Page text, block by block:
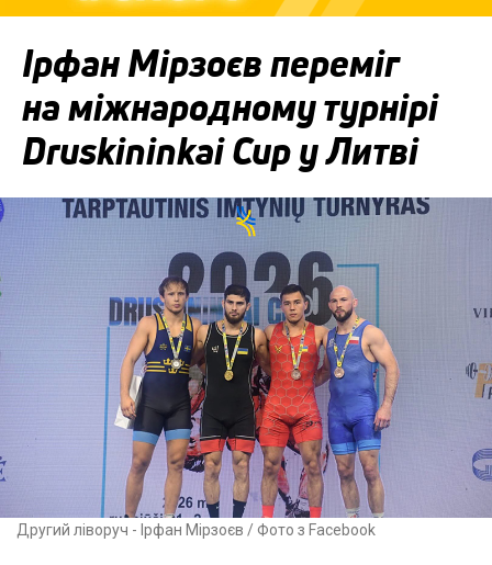
Ірфан Мірзоєв переміг
на міжнародному турнірі
Druskininkai Cup у Литві
Другий ліворуч - Ірфан Мірзоєв / Фото з Facebook